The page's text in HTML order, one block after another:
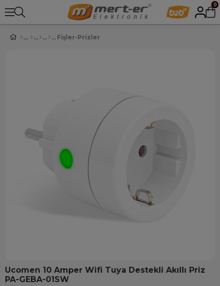
0
Fişler-Prizler
Ucomen 10 Amper Wifi Tuya Destekli Akıllı Priz
PA-GEBA-01SW